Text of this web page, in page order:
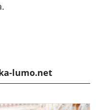
lumo.net